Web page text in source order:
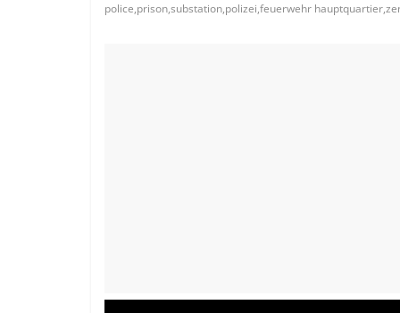
police,prison,substation,polizei,feuerwehr